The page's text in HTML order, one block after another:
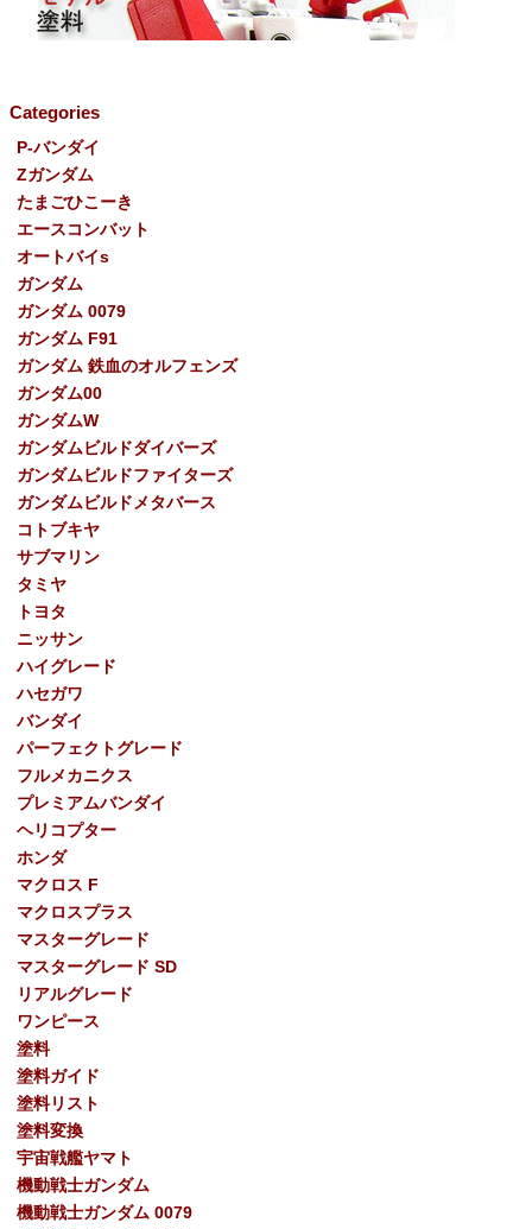
Categories
P-バンダイ
Ζガンダム
たまごひこーき
エースコンバット
オートバイs
ガンダム
ガンダム 0079
ガンダム F91
ガンダム 鉄血のオルフェンズ
ガンダム00
ガンダムW
ガンダムビルドダイバーズ
ガンダムビルドファイターズ
ガンダムビルドメタバース
コトブキヤ
サブマリン
タミヤ
トヨタ
ニッサン
ハイグレード
ハセガワ
バンダイ
パーフェクトグレード
フルメカニクス
プレミアムバンダイ
ヘリコプター
ホンダ
マクロス F
マクロスプラス
マスターグレード
マスターグレード SD
リアルグレード
ワンピース
塗料
塗料ガイド
塗料リスト
塗料変換
宇宙戦艦ヤマト
機動戦士ガンダム
機動戦士ガンダム 0079